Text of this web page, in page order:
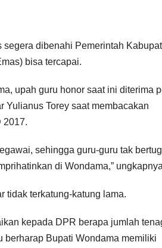
dibenahi Pemerintah
bisa tercapai.
upah guru honor saat ini diterima
Yulianus Torey saat membacakan
2017.
sehingga guru-guru tak
di Wondama,”
tidak terkatung-katung lama.
kepada DPR berapa jumlah
berharap Bupati Wondama memiliki